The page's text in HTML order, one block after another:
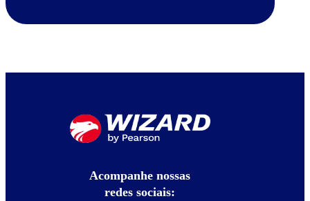
Acompanhe nossas
redes sociais: